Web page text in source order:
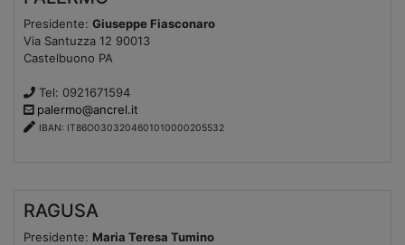
Presidente: Giuseppe Fiasconaro
Via Santuzza 12 90013
Castelbuono PA
Tel: 0921671594
palermo@ancrel.it
IBAN: IT86O0303204601010000205532
RAGUSA
Presidente: Maria Teresa Tumino